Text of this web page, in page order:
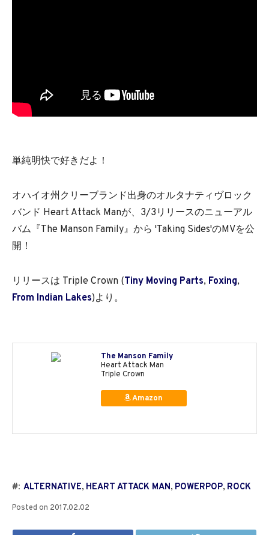
単純明快で好きだよ！
オハイオ州クリーブランド出身のオルタナティヴロック
バンド Heart Attack Manが、3/3リリースのニューアル
バム『The Manson Family』から 'Taking Sides'のMVを公
開！
リリースは Triple Crown (Tiny Moving Parts, Foxing,
From Indian Lakes)より。
The Manson Family
Heart Attack Man
Triple Crown
Amazon
#: ALTERNATIVE, HEART ATTACK MAN, POWERPOP, ROCK
Posted on 2017.02.02